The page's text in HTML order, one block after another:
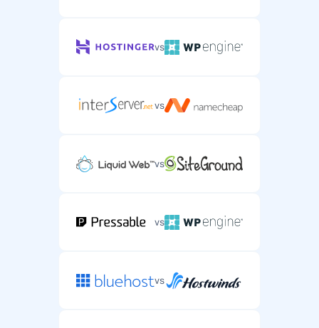
vs
vs
vs
vs
vs